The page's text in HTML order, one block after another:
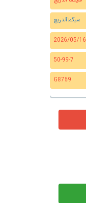
سیگماآلدریچ
2026/05/16
50-99-7
G8769